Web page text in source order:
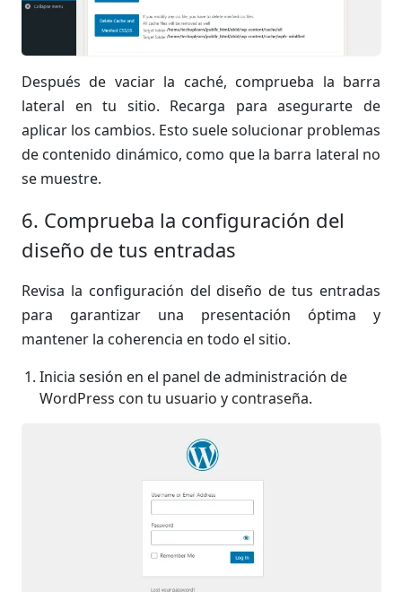
Después de vaciar la caché, comprueba la barra
lateral en tu sitio. Recarga para asegurarte de
aplicar los cambios. Esto suele solucionar problemas
de contenido dinámico, como que la barra lateral no
se muestre.
6. Comprueba la configuración del
diseño de tus entradas
Revisa la configuración del diseño de tus entradas
para garantizar una presentación óptima y
mantener la coherencia en todo el sitio.
Inicia sesión en el panel de administración de
WordPress con tu usuario y contraseña.